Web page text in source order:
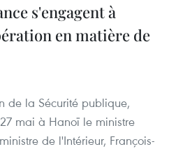
s'engagent à
en matière de
de la Sécurité publique,
mai à Hanoï le ministre
de l'Intérieur, François-